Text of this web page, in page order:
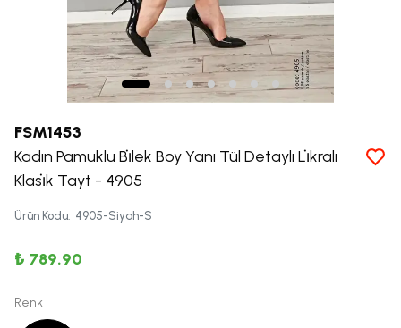
FSM1453
Kadın Pamuklu Bi̇lek Boy Yanı Tül Detaylı Li̇kralı
Klasi̇k Tayt - 4905
Ürün Kodu: 4905-Siyah-S
₺ 789.90
Renk